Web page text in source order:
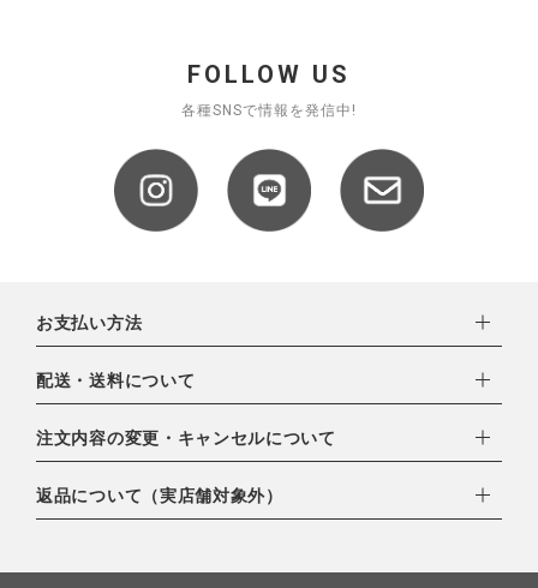
全ての商品
ご利用ガイド
お問い合わせ
ショップリスト
FOLLOW US
各種SNSで情報を発信中!
お支払い方法
下記お支払い方法よりお選びいただけます。
・クレジットカード（VISA,mastercard,JCB,AMERICAN
EXPRESS,Diners Club）
・amazonペイメント
・楽天ペイ
・PayPay
配送・送料について
配達業者：日本郵便
北海道：1,400円
注文内容の変更・キャンセルについて
ご注文日当日から翌日のAM9:00までにご連絡頂いた場合はキャ
ンセルは可能です。
返品について（実店舗対象外）